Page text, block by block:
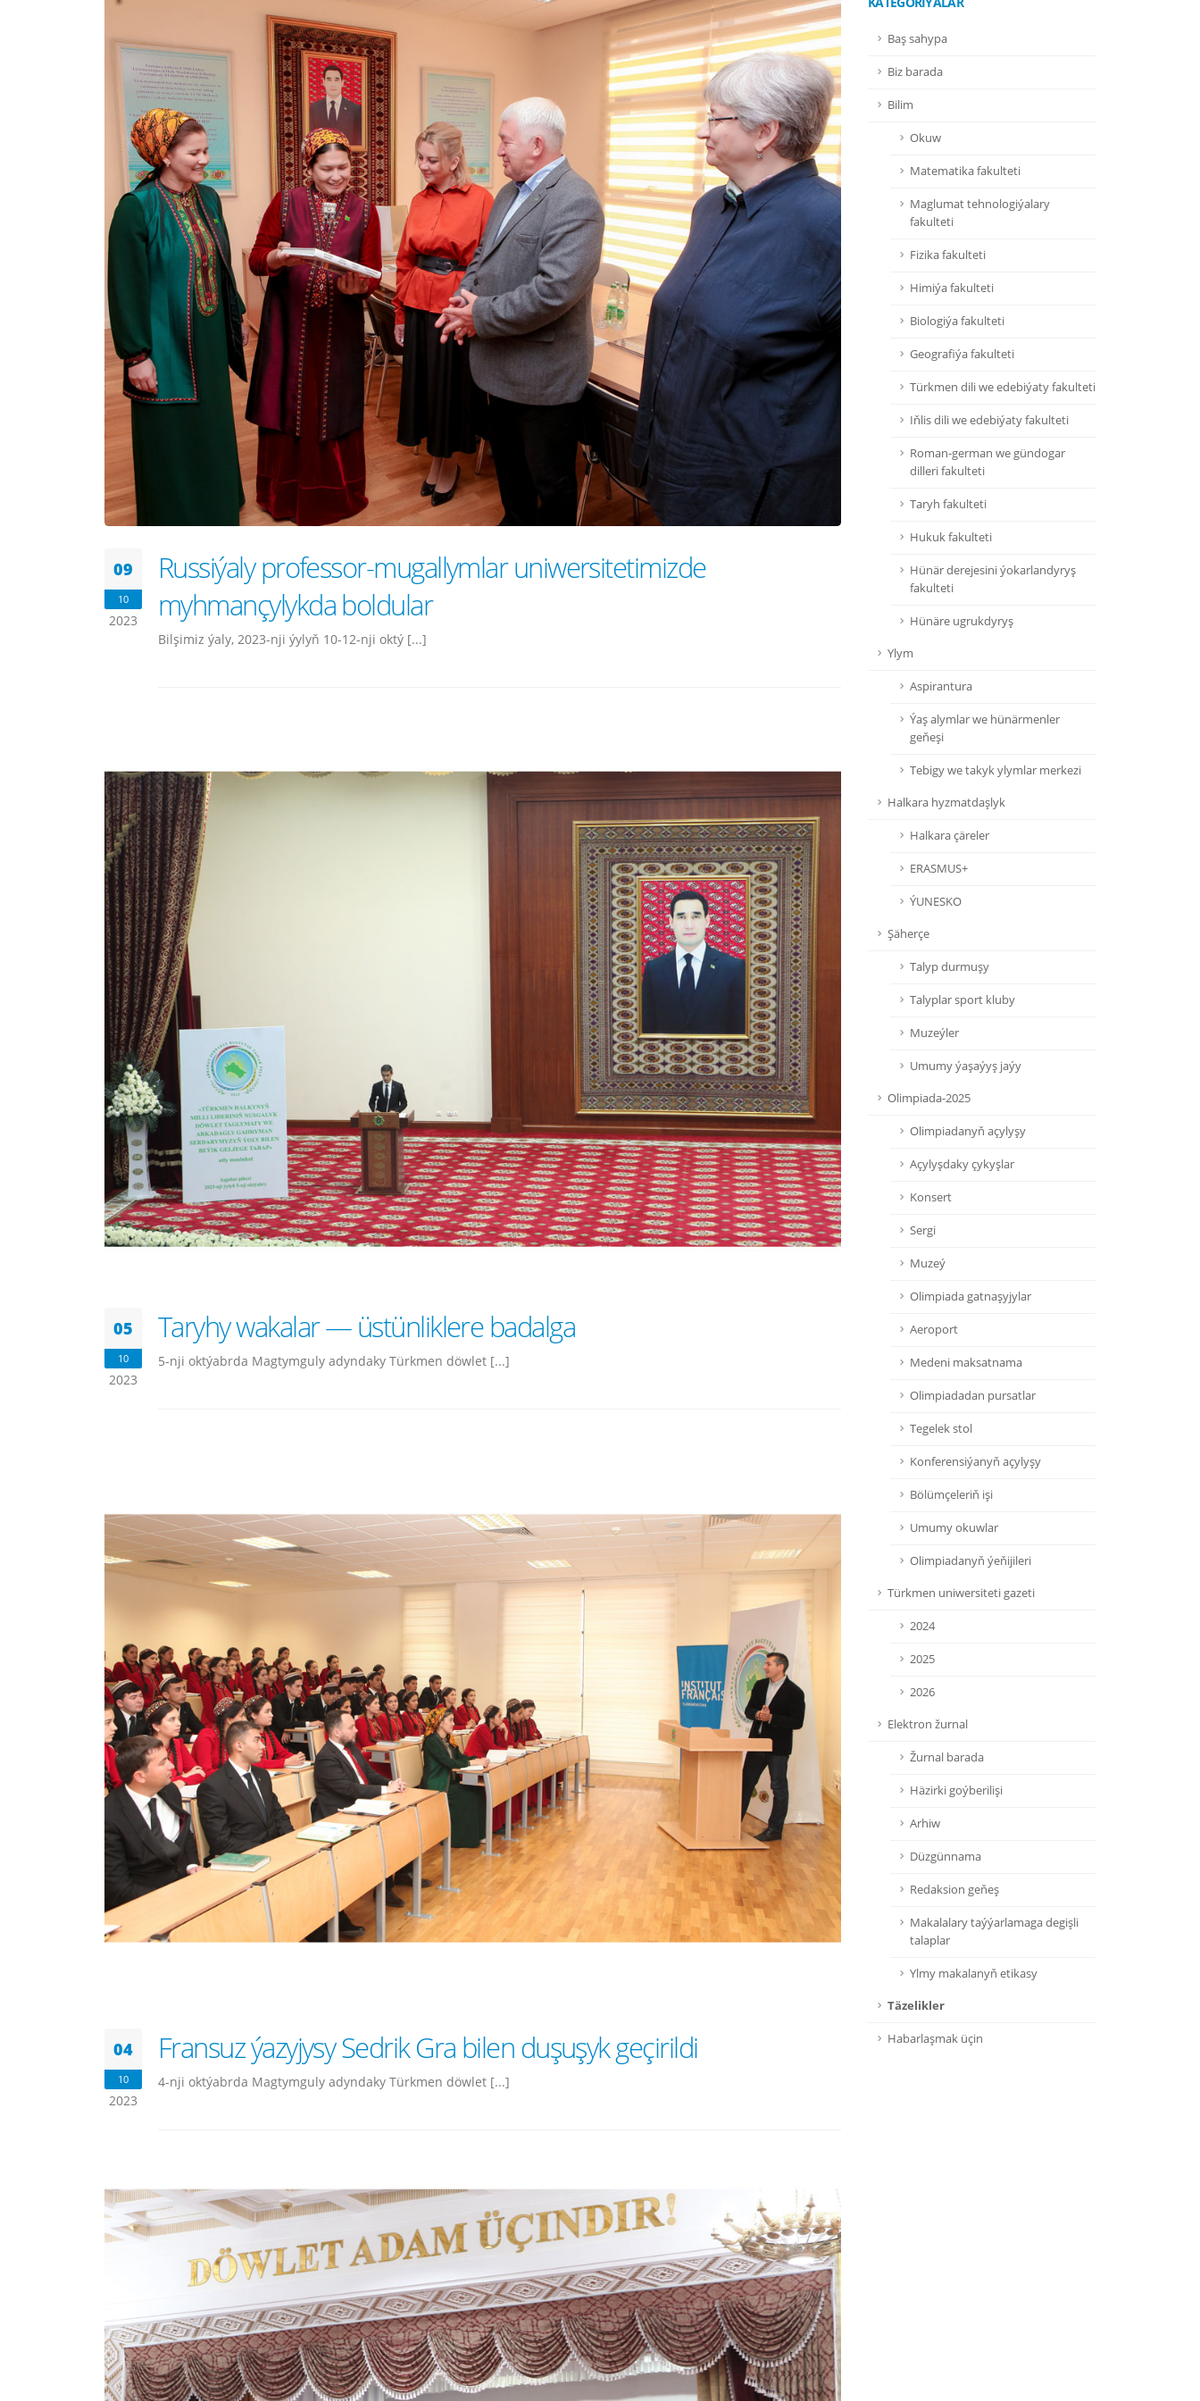
09
10
2023
Russiýaly professor-mugallymlar uniwersitetimizde
myhmançylykda boldular
Bilşimiz ýaly, 2023-nji ýylyň 10-12-nji oktý [...]
05
10
2023
Taryhy wakalar — üstünliklere badalga
5-nji oktýabrda Magtymguly adyndaky Türkmen döwlet [...]
04
10
2023
Fransuz ýazyjysy Sedrik Gra bilen duşuşyk geçirildi
4-nji oktýabrda Magtymguly adyndaky Türkmen döwlet [...]
Baş sahypa
Biz barada
Bilim
Okuw
Matematika fakulteti
Maglumat tehnologiýalary
fakulteti
Fizika fakulteti
Himiýa fakulteti
Biologiýa fakulteti
Geografiýa fakulteti
Türkmen dili we edebiýaty fakulteti
Iňlis dili we edebiýaty fakulteti
Roman-german we gündogar
dilleri fakulteti
Taryh fakulteti
Hukuk fakulteti
Hünär derejesini ýokarlandyryş
fakulteti
Hünäre ugrukdyryş
Ylym
Aspirantura
Ýaş alymlar we hünärmenler
geňeşi
Tebigy we takyk ylymlar merkezi
Halkara hyzmatdaşlyk
Halkara çäreler
ERASMUS+
ÝUNESKO
Şäherçe
Talyp durmuşy
Talyplar sport kluby
Muzeýler
Umumy ýaşaýyş jaýy
Olimpiada-2025
Olimpiadanyň açylyşy
Açylyşdaky çykyşlar
Konsert
Sergi
Muzeý
Olimpiada gatnaşyjylar
Aeroport
Medeni maksatnama
Olimpiadadan pursatlar
Tegelek stol
Konferensiýanyň açylyşy
Bölümçeleriň işi
Umumy okuwlar
Olimpiadanyň ýeňijileri
Türkmen uniwersiteti gazeti
2024
2025
2026
Elektron žurnal
Žurnal barada
Häzirki goýberilişi
Arhiw
Düzgünnama
Redaksion geňeş
Makalalary taýýarlamaga degişli
talaplar
Ylmy makalanyň etikasy
Täzelikler
Habarlaşmak üçin